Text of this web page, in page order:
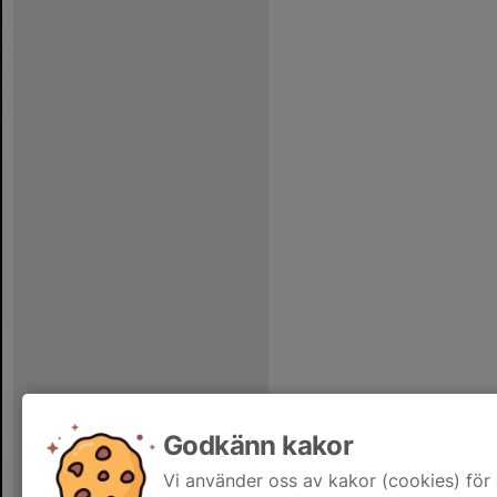
Godkänn kakor
Vi använder oss av kakor (cookies)